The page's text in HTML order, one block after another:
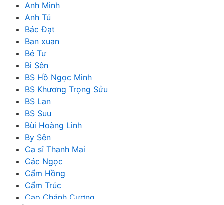
Anh Minh
Anh Tú
Bác Đạt
Ban xuan
Bé Tư
Bi Sên
BS Hồ Ngọc Minh
BS Khương Trọng Sửu
BS Lan
BS Suu
Bùi Hoàng Linh
By Sên
Ca sĩ Thanh Mai
Các Ngọc
Cẩm Hồng
Cẩm Trúc
Cao Chánh Cương